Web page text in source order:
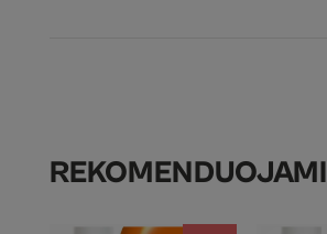
REKOMENDUOJAMI